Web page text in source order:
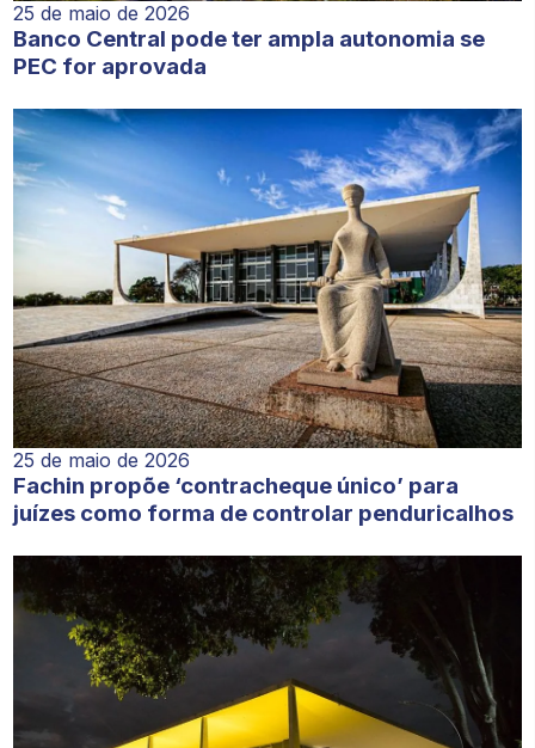
25 de maio de 2026
Banco Central pode ter ampla autonomia se
PEC for aprovada
25 de maio de 2026
Fachin propõe ‘contracheque único’ para
juízes como forma de controlar penduricalhos